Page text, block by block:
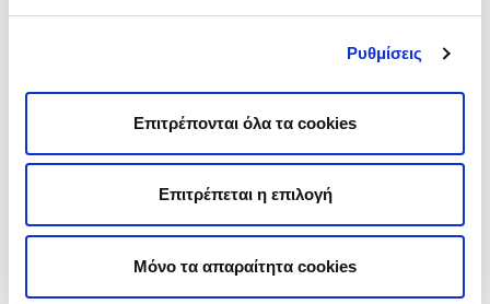
Ρυθμίσεις
Επιτρέπονται όλα τα cookies
Επιτρέπεται η επιλογή
Μόνο τα απαραίτητα cookies
Καταναλωτικό Δάνειο για οφειλές προς το
Μηνιαία Δόση Επιτόκιο Συνολικοί τόκοι Συνολικό ποσό
Το επιτόκιο θα είναι κυμαινόμενο 9.95 % με βάση το Euribor 1M για όλη τη διάρκεια